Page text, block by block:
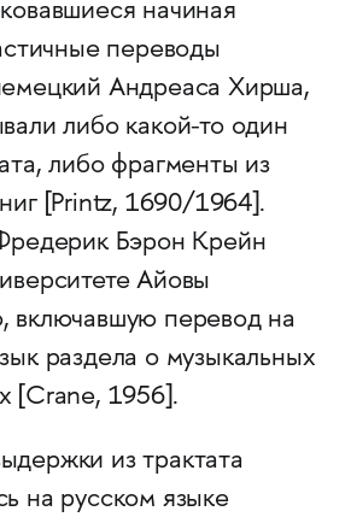
начиная
переводы
Андреаса Хирша,
либо ­какой-то один
либо фрагменты из
[Printz, 1690/1964].
Бэрон Крейн
Айовы
включавшую перевод на
раздела о музыкальных
[Crane, 1956].
из трактата
на русском языке